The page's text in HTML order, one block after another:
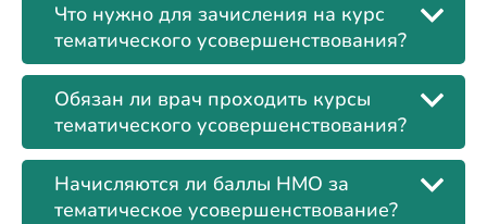
Что нужно для зачисления на курс
тематического усовершенствования?
Обязан ли врач проходить курсы
тематического усовершенствования?
Начисляются ли баллы НМО за
тематическое усовершенствование?